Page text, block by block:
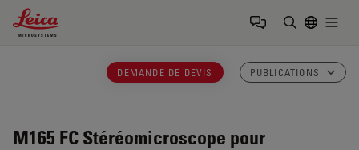
Leica Microsystems Logo
DEMANDE DE DEVIS PUBLICATIONS
M165 FC Stéréomicroscope pour